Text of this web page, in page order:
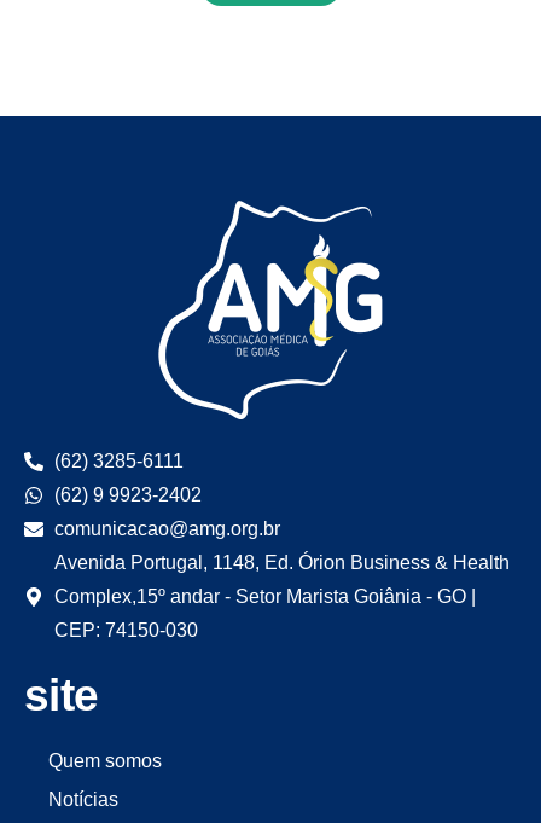
(62) 3285-6111
(62) 9 9923-2402
comunicacao@amg.org.br
Avenida Portugal, 1148, Ed. Órion Business & Health
Complex,15º andar - Setor Marista Goiânia - GO |
CEP: 74150-030
site
Quem somos
Notícias